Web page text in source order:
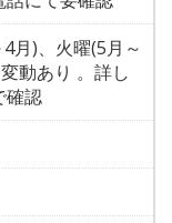
月)、火曜(5月～
動あり 。詳し
確認